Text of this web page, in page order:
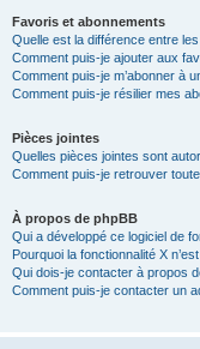
Favoris et abonnements
Quelle est la différence entre
Comment puis-je ajouter aux
Comment puis-je m’abonner à
Comment puis-je résilier mes
Pièces jointes
Quelles pièces jointes sont
Comment puis-je retrouver
À propos de phpBB
Qui a développé ce logiciel de
Pourquoi la fonctionnalité X
Qui dois-je contacter à propos
Comment puis-je contacter un